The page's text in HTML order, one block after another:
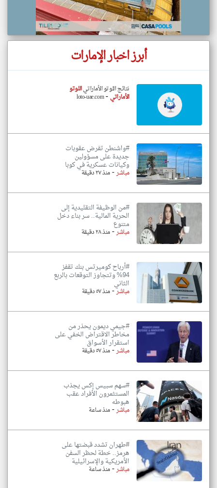
أبرز اخبار الإمارات
نتائج اللوتو الأماراتياللوتو
الأماراتي-
loto-uae.com
#واشنطن تفرض عقوبات
جديدة على مسؤولين
وكيانات عسكرية في كوبا
مباشر-منذ ٢٧ دقيقة
#من الوظيفة التقليدية إلى
الحرية المالية.. سر بناء دخل
متنوع
مباشر-منذ ٢٨ دقيقة
#أرباح كوميرتس بنك تقفز
94% وتتجاوز التوقعات بالربع
الثاني
مباشر-منذ ٥٧ دقيقة
#جيمي ديمون يحذر من
مخاطر الاقتراض الخفي على
استقرار الأسواق
مباشر-منذ ٥٧ دقيقة
#سهم سبيس إكس يجذب
المستثمرون الأفراد عقب
هبوطه
مباشر-منذ ساعة
#طهران تشدد قبضتها على
هرمز.. خطة لحظر السفن
الأمريكية والإسرائيلية
مباشر-منذ ساعة